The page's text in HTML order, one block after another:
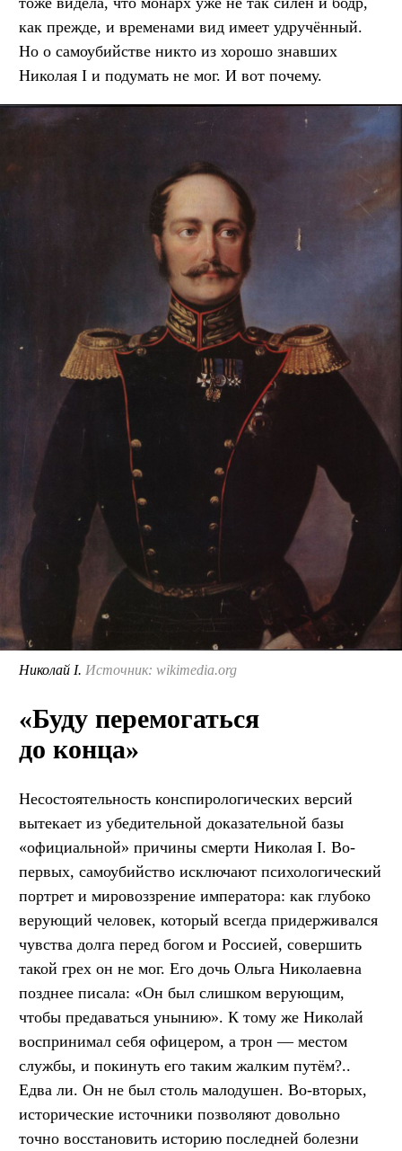
как прежде, и временами вид имеет удручённый.
Но о самоубийстве никто из хорошо знавших
Николая I и подумать не мог. И вот почему.
Николай I. Источник: wikimedia.org
«Буду перемогаться
до конца»
Несостоятельность конспирологических версий
вытекает из убедительной доказательной базы
«официальной» причины смерти Николая I. Во-
первых, самоубийство исключают психологический
портрет и мировоззрение императора: как глубоко
верующий человек, который всегда придерживался
чувства долга перед богом и Россией, совершить
такой грех он не мог. Его дочь Ольга Николаевна
позднее писала: «Он был слишком верующим,
чтобы предаваться унынию». К тому же Николай
воспринимал себя офицером, а трон — местом
службы, и покинуть его таким жалким путём?..
Едва ли. Он не был столь малодушен. Во-вторых,
исторические источники позволяют довольно
точно восстановить историю последней болезни